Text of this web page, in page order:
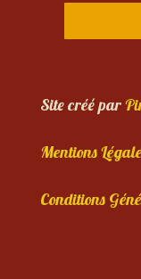
Site créé par
Mentions
Conditions